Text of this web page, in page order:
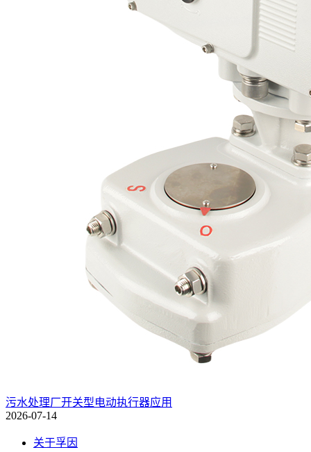
污水处理厂开关型电动执行器应用
2026-07-14
关于孚因